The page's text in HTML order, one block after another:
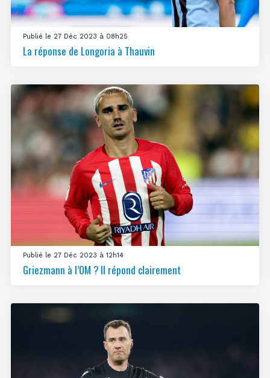
Publié le 27 Déc 2023 à 08h25
La réponse de Longoria à Thauvin
Publié le 27 Déc 2023 à 12h14
Griezmann à l’OM ? Il répond clairement